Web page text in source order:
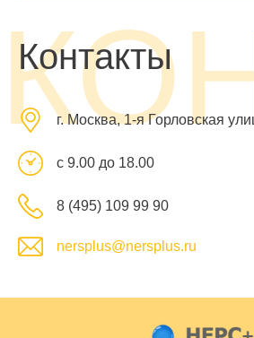
Контакты
г. Москва, 1-я Горловская
с 9.00 до 18.00
8 (495) 109 99 90
nersplus@nersplus.ru